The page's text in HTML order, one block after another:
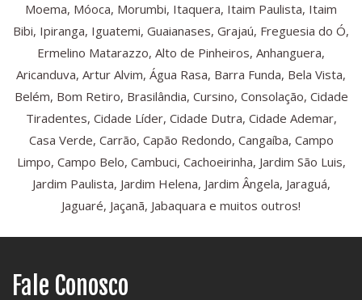
Moema, Móoca, Morumbi, Itaquera, Itaim Paulista, Itaim
Bibi, Ipiranga, Iguatemi, Guaianases, Grajaú, Freguesia do Ó,
Ermelino Matarazzo, Alto de Pinheiros, Anhanguera,
Aricanduva, Artur Alvim, Água Rasa, Barra Funda, Bela Vista,
Belém, Bom Retiro, Brasilândia, Cursino, Consolação, Cidade
Tiradentes, Cidade Líder, Cidade Dutra, Cidade Ademar,
Casa Verde, Carrão, Capão Redondo, Cangaíba, Campo
Limpo, Campo Belo, Cambuci, Cachoeirinha, Jardim São Luis,
Jardim Paulista, Jardim Helena, Jardim Ângela, Jaraguá,
Jaguaré, Jaçanã, Jabaquara e muitos outros!
Fale Conosco